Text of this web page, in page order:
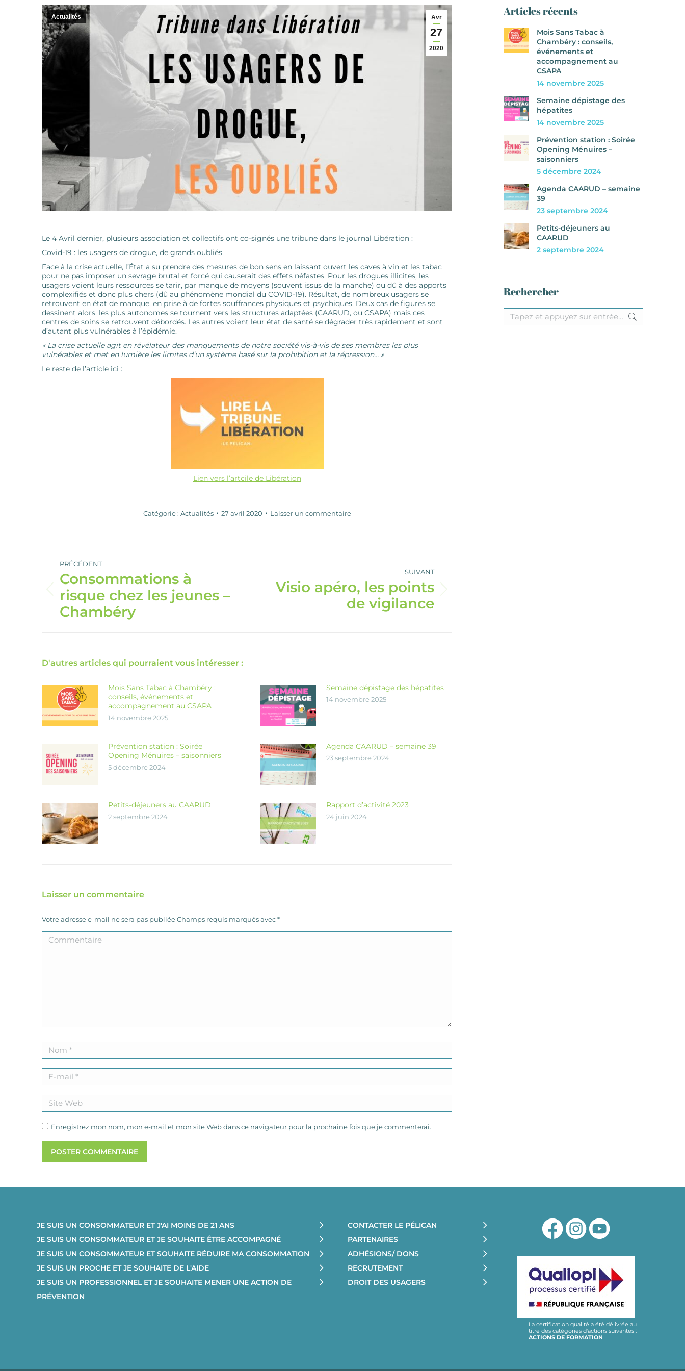
Avr
27
2020
Actualités
Le 4 Avril dernier, plusieurs association et collectifs ont co-signés une tribune dans le journal Libération :
Covid-19 : les usagers de drogue, de grands oubliés
Face à la crise actuelle, l’État a su prendre des mesures de bon sens en laissant ouvert les caves à vin et les tabac
pour ne pas imposer un sevrage brutal et forcé qui causerait des effets néfastes. Pour les drogues illicites, les
usagers voient leurs ressources se tarir, par manque de moyens (souvent issus de la manche) ou dû à des apports
complexifiés et donc plus chers (dû au phénomène mondial du COVID-19). Résultat, de nombreux usagers se
retrouvent en état de manque, en prise à de fortes souffrances physiques et psychiques. Deux cas de figures se
dessinent alors, les plus autonomes se tournent vers les structures adaptées (CAARUD, ou CSAPA) mais ces
centres de soins se retrouvent débordés. Les autres voient leur état de santé se dégrader très rapidement et sont
d’autant plus vulnérables à l’épidémie.
« La crise actuelle agit en révélateur des manquements de notre société vis-à-vis de ses membres les plus
vulnérables et met en lumière les limites d’un système basé sur la prohibition et la répression… »
Le reste de l’article ici :
Lien vers l’artcile de Libération
Catégorie : Actualités 27 avril 2020 Laisser un commentaire
article
PRÉCÉDENT
Article
précédent
:
Consommations à
risque chez les jeunes –
Chambéry
SUIVANT
ArticleVisio apéro, les points
de vigilance
D'autres articles qui pourraient vous intéresser :
Mois Sans Tabac à Chambéry :
conseils, événements et
accompagnement au CSAPA
14 novembre 2025
Semaine dépistage des hépatites
14 novembre 2025
Prévention station : Soirée
Opening Ménuires – saisonniers
5 décembre 2024
Agenda CAARUD – semaine 39
23 septembre 2024
Petits-déjeuners au CAARUD
2 septembre 2024
Rapport d’activité 2023
24 juin 2024
Laisser un commentaire
Votre adresse e-mail ne sera pas publiée Champs requis marqués avec*
Commentaire
Nom *
E-mail *
Site Web
Enregistrez mon nom, mon e-mail et mon site Web dans ce navigateur pour la prochaine fois que je commenterai.
POSTER COMMENTAIRE
Articles récents
Mois Sans Tabac à
Chambéry : conseils,
événements et
accompagnement au
CSAPA
14 novembre 2025
Semaine dépistage des
hépatites
14 novembre 2025
Prévention station : Soirée
Opening Ménuires –
saisonniers
5 décembre 2024
Agenda CAARUD – semaine
39
23 septembre 2024
Petits-déjeuners au
CAARUD
2 septembre 2024
Rechercher
Recherche
JE SUIS UN CONSOMMATEUR ET J'AI MOINS DE 21 ANS
JE SUIS UN CONSOMMATEUR ET JE SOUHAITE ÊTRE ACCOMPAGNÉ
JE SUIS UN CONSOMMATEUR ET SOUHAITE RÉDUIRE MA CONSOMMATION
JE SUIS UN PROCHE ET JE SOUHAITE DE L'AIDE
JE SUIS UN PROFESSIONNEL ET JE SOUHAITE MENER UNE ACTION DE
PRÉVENTION
CONTACTER LE PÉLICAN
PARTENAIRES
ADHÉSIONS/ DONS
RECRUTEMENT
DROIT DES USAGERS
La certification qualité a été délivrée au
titre des catégories d'actions suivantes :
ACTIONS DE FORMATION